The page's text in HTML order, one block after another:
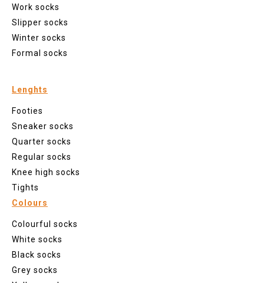
Work socks
Slipper socks
Winter socks
Formal socks
Lenghts
Footies
Sneaker socks
Quarter socks
Regular socks
Knee high socks
Tights
Colours
Colourful socks
White socks
Black socks
Grey socks